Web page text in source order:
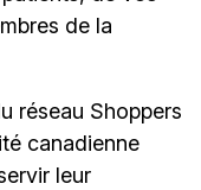
de la
réseau Shoppers
canadienne
leur